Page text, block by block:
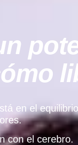
en el
con el cerebro.